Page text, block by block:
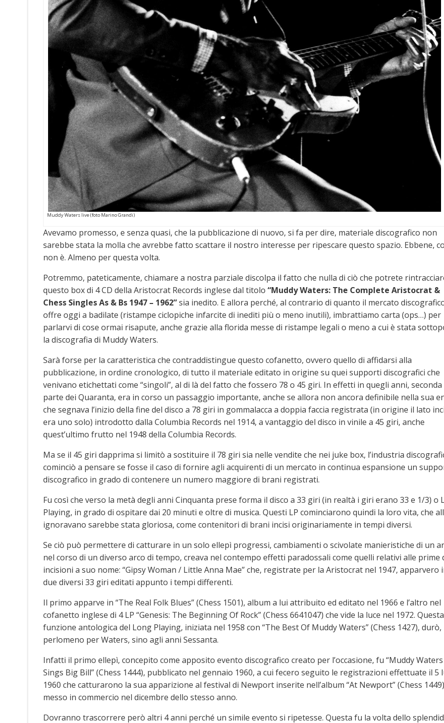
Muddy Waters live (foto Marino Grandi)
Avevamo promesso, e senza quasi, che la pubblicazione di nuovo, si fa per dire, materiale discografico non
sarebbe stata la molla che avrebbe fatto scattare il nostro interesse per ripescare questo spazio. Ebbene,
non è. Almeno per questa volta.
Potremmo, pateticamente, chiamare a nostra parziale discolpa il fatto che nulla di ciò che potrete
questo box di 4 CD della Aristocrat Records inglese dal titolo “Muddy Waters: The Complete Aristocrat &
Chess Singles As & Bs 1947 – 1962”sia inedito. E allora perché, al contrario di quanto il mercato
offre oggi a badilate (ristampe ciclopiche infarcite di inediti più o meno inutili), imbrattiamo carta (ops…) per
parlarvi di cose ormai risapute, anche grazie alla florida messe di ristampe legali o meno a cui è stata
la discografia di Muddy Waters.
Sarà forse per la caratteristica che contraddistingue questo cofanetto, ovvero quello di affidarsi alla
pubblicazione, in ordine cronologico, di tutto il materiale editato in origine su quei supporti discografici che
venivano etichettati come “singoli”, al di là del fatto che fossero 78 o 45 giri. In effetti in quegli anni, seconda
parte dei Quaranta, era in corso un passaggio importante, anche se allora non ancora definibile nella sua
che segnava l’inizio della fine del disco a 78 giri in gommalacca a doppia faccia registrata (in origine il lato
era uno solo) introdotto dalla Columbia Records nel 1914, a vantaggio del disco in vinile a 45 giri, anche
quest’ultimo frutto nel 1948 della Columbia Records.
Ma se il 45 giri dapprima si limitò a sostituire il 78 giri sia nelle vendite che nei juke box, l’industria
cominciò a pensare se fosse il caso di fornire agli acquirenti di un mercato in continua espansione un
discografico in grado di contenere un numero maggiore di brani registrati.
Fu così che verso la metà degli anni Cinquanta prese forma il disco a 33 giri (in realtà i giri erano 33 e 1/3) o
Playing, in grado di ospitare dai 20 minuti e oltre di musica. Questi LP cominciarono quindi la loro vita, che
ignoravano sarebbe stata gloriosa, come contenitori di brani incisi originariamente in tempi diversi.
Se ciò può permettere di catturare in un solo ellepì progressi, cambiamenti o scivolate manieristiche di un
nel corso di un diverso arco di tempo, creava nel contempo effetti paradossali come quelli relativi alle prime
incisioni a suo nome: “Gipsy Woman / Little Anna Mae” che, registrate per la Aristocrat nel 1947, apparvero
due diversi 33 giri editati appunto i tempi differenti.
Il primo apparve in “The Real Folk Blues” (Chess 1501), album a lui attribuito ed editato nel 1966 e l’altro nel
cofanetto inglese di 4 LP “Genesis: The Beginning Of Rock” (Chess 6641047) che vide la luce nel 1972. Questa
funzione antologica del Long Playing, iniziata nel 1958 con “The Best Of Muddy Waters” (Chess 1427), durò,
perlomeno per Waters, sino agli anni Sessanta.
Infatti il primo ellepì, concepito come apposito evento discografico creato per l’occasione, fu “Muddy Waters
Sings Big Bill” (Chess 1444), pubblicato nel gennaio 1960, a cui fecero seguito le registrazioni effettuate il 5
1960 che catturarono la sua apparizione al festival di Newport inserite nell’album “At Newport” (Chess 1449)
messo in commercio nel dicembre dello stesso anno.
Dovranno trascorrere però altri 4 anni perché un simile evento si ripetesse. Questa fu la volta dello